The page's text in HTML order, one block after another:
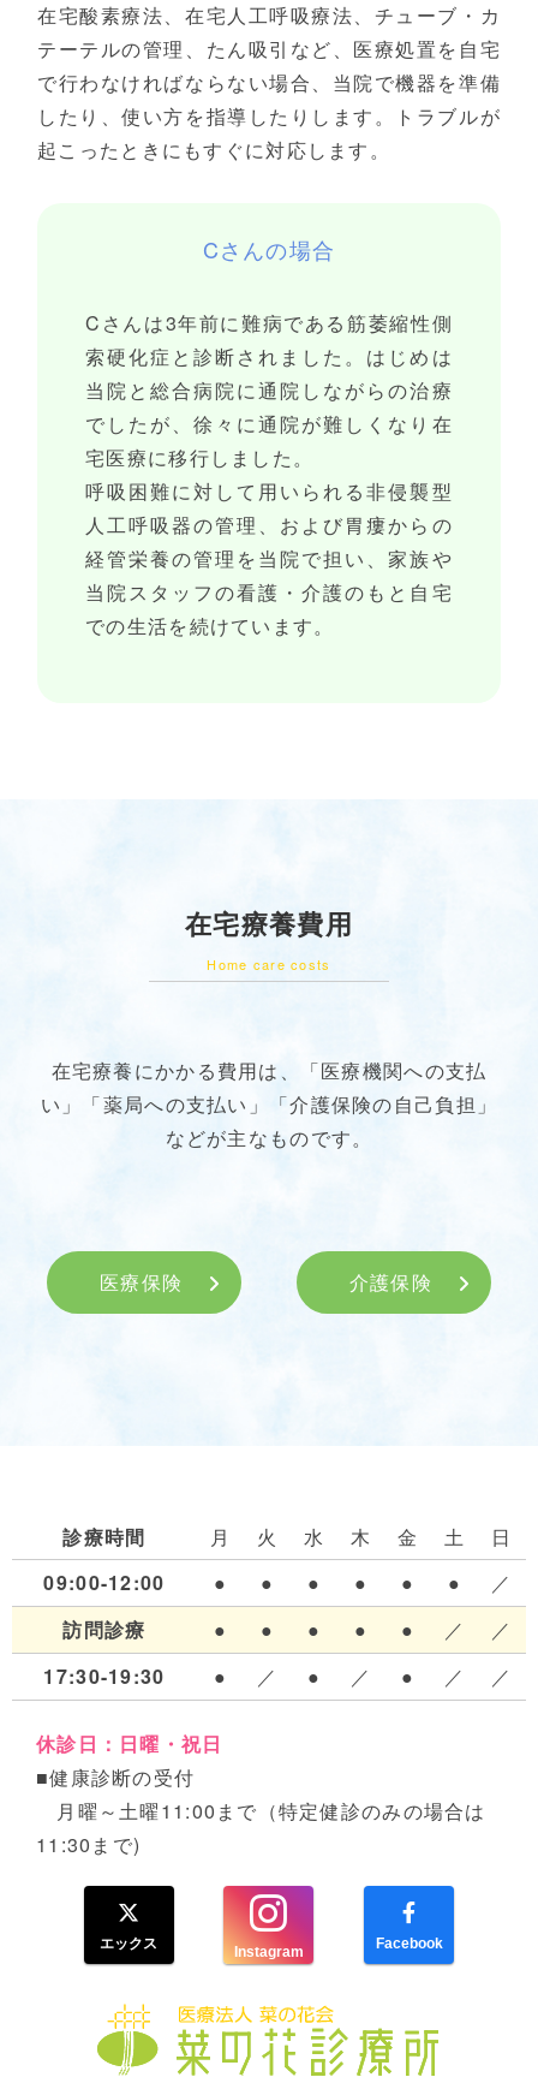
在宅酸素療法、在宅人工呼吸療法、チューブ・カ
テーテルの管理、たん吸引など、医療処置を自宅
で行わなければならない場合、当院で機器を準備
したり、使い方を指導したりします。トラブルが
起こったときにもすぐに対応します。
Cさんの場合
Cさんは3年前に難病である筋萎縮性側
索硬化症と診断されました。はじめは
当院と総合病院に通院しながらの治療
でしたが、徐々に通院が難しくなり在
宅医療に移行しました。
呼吸困難に対して用いられる非侵襲型
人工呼吸器の管理、および胃瘻からの
経管栄養の管理を当院で担い、家族や
当院スタッフの看護・介護のもと自宅
での生活を続けています。
在宅療養費用
Home care costs
在宅療養にかかる費用は、「医療機関への支払
い」「薬局への支払い」「介護保険の自己負担」
などが主なものです。
医療保険 介護保険
診療時間 月 火 水 木 金 土
日
09:00-12:00
● ● ● ● ● ●
／
訪問診療
● ● ● ● ● ／
／
17:30-19:30
● ／ ● ／ ● ／ ／
休診日：日曜・祝日
■健康診断の受付
月曜～土曜11:00まで（特定健診のみの場合は
11:30まで)
エックス Instagram Facebook